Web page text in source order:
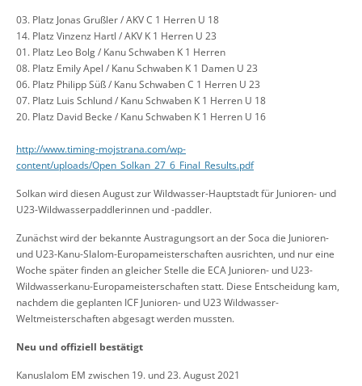
03. Platz Jonas Grußler / AKV C 1 Herren U 18
14. Platz Vinzenz Hartl / AKV K 1 Herren U 23
01. Platz Leo Bolg / Kanu Schwaben K 1 Herren
08. Platz Emily Apel / Kanu Schwaben K 1 Damen U 23
06. Platz Philipp Süß / Kanu Schwaben C 1 Herren U 23
07. Platz Luis Schlund / Kanu Schwaben K 1 Herren U 18
20. Platz David Becke / Kanu Schwaben K 1 Herren U 16
http://www.timing-mojstrana.com/wp-
content/uploads/Open_Solkan_27_6_Final_Results.pdf
Solkan wird diesen August zur Wildwasser-Hauptstadt für Junioren- und
U23-Wildwasserpaddlerinnen und -paddler.
Zunächst wird der bekannte Austragungsort an der Soca die Junioren-
und U23-Kanu-Slalom-Europameisterschaften ausrichten, und nur eine
Woche später finden an gleicher Stelle die ECA Junioren- und U23-
Wildwasserkanu-Europameisterschaften statt. Diese Entscheidung kam,
nachdem die geplanten ICF Junioren- und U23 Wildwasser-
Weltmeisterschaften abgesagt werden mussten.
Neu und offiziell bestätigt
Kanuslalom EM zwischen 19. und 23. August 2021